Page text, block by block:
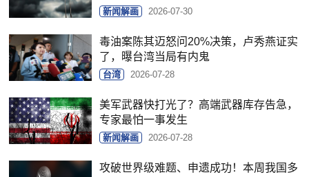
新闻解画 2026-07-30
毒油案陈其迈怒问20%决策，卢秀燕证实
了，曝台湾当局有内鬼
台湾 2026-07-28
美军武器快打光了？高端武器库存告急，
专家最怕一事发生
新闻解画 2026-07-28
攻破世界级难题、申遗成功！本周我国多